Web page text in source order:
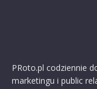
PRoto.pl codziennie
marketingu i public